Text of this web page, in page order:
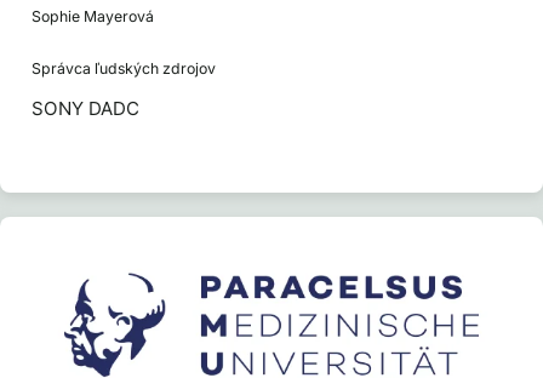
Sophie Mayerová
Správca ľudských zdrojov
SONY DADC